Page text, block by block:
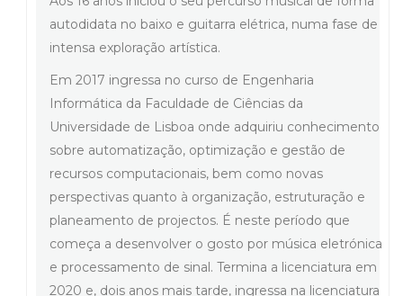
autodidata no baixo e guitarra elétrica, numa fase de
intensa exploração artística.
Em 2017 ingressa no curso de Engenharia
Informática da Faculdade de Ciências da
Universidade de Lisboa onde adquiriu conhecimento
sobre automatização, optimização e gestão de
recursos computacionais, bem como novas
perspectivas quanto à organização, estruturação e
planeamento de projectos. É neste período que
começa a desenvolver o gosto por música eletrónica
e processamento de sinal. Termina a licenciatura em
2020 e, dois anos mais tarde, ingressa na licenciatura